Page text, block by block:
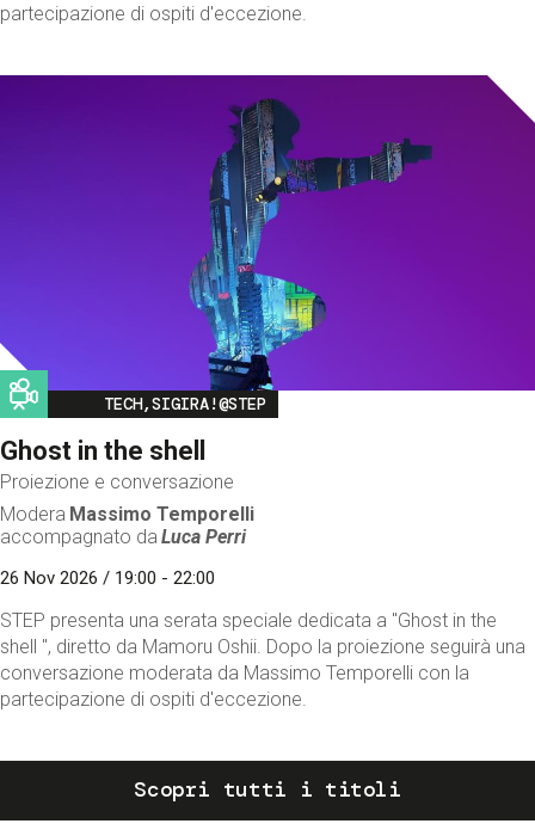
partecipazione di ospiti d'eccezione.
Image
TECH,SIGIRA!@STEP
Ghost in the shell
Proiezione e conversazione
Modera Massimo Temporelli
accompagnato da Luca Perri
26 Nov 2026 / 19:00 - 22:00
STEP presenta una serata speciale dedicata a "Ghost in the
shell ", diretto da Mamoru Oshii. Dopo la proiezione seguirà una
conversazione moderata da Massimo Temporelli con la
partecipazione di ospiti d'eccezione.
Scopri tutti i titoli